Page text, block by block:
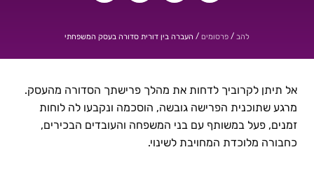
להב / פרסומים / העברה בין דורית סדורה בעסק המשפחתי
העברה בין דורית סדורה בעסק המשפחתי | ד"ר נאוה
מיכאל-צברי
אל תיתן לקרוביך לדחות את מהלך פרישתך הסדורה מהעסק.
מרגע שתוכנית הפרישה גובשה, הוסכמה ונקבעו לה לוחות
זמנים, פעל במשותף עם בני המשפחה והעובדים הבכירים,
כחבורה מלוכדת המחויבת לשינוי.